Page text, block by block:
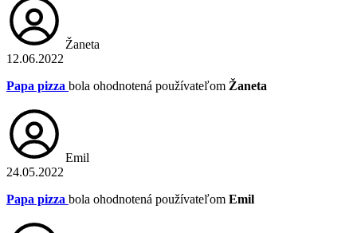
Žaneta
12.06.2022
Papa pizza bola ohodnotená používateľom Žaneta
Emil
24.05.2022
Papa pizza bola ohodnotená používateľom Emil